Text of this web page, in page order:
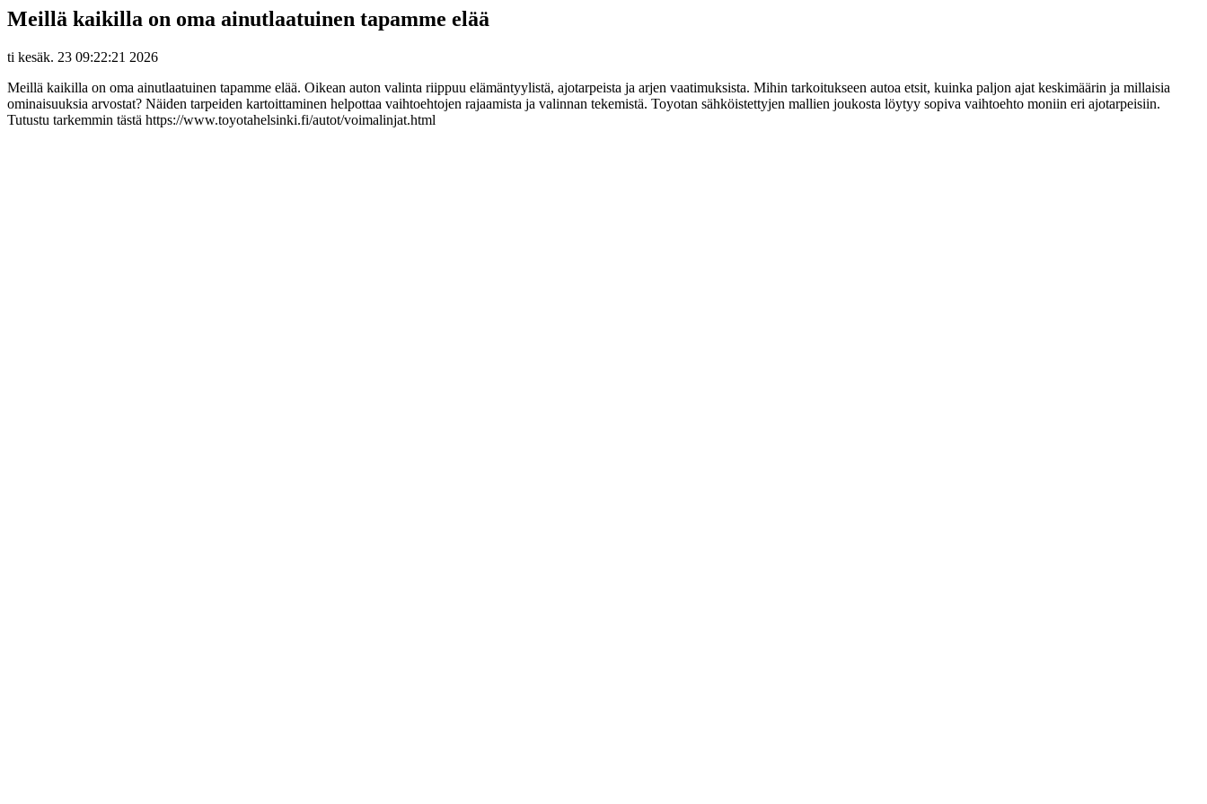
Meillä kaikilla on oma ainutlaatuinen tapamme elää
ti kesäk. 23 09:22:21 2026
Meillä kaikilla on oma ainutlaatuinen tapamme elää. Oikean auton valinta riippuu elämäntyylistä, ajotarpeista ja arjen vaatimuksista. Mihin tarkoitukseen autoa etsit, kuinka paljon ajat keskimäärin ja millaisia
ominaisuuksia arvostat? Näiden tarpeiden kartoittaminen helpottaa vaihtoehtojen rajaamista ja valinnan tekemistä. Toyotan sähköistettyjen mallien joukosta löytyy sopiva vaihtoehto moniin eri ajotarpeisiin.
Tutustu tarkemmin tästä https://www.toyotahelsinki.fi/autot/voimalinjat.html